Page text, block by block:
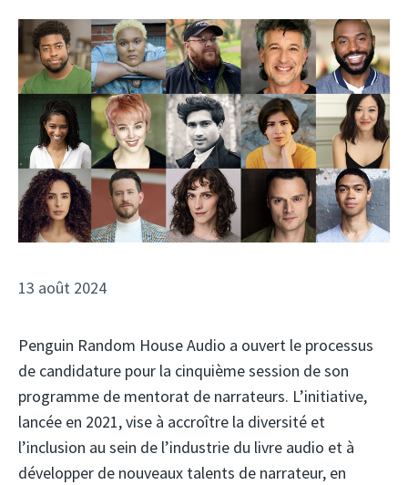
13 août 2024
Penguin Random House Audio a ouvert le processus
de candidature pour la cinquième session de son
programme de mentorat de narrateurs. L’initiative,
lancée en 2021, vise à accroître la diversité et
l’inclusion au sein de l’industrie du livre audio et à
développer de nouveaux talents de narrateur, en